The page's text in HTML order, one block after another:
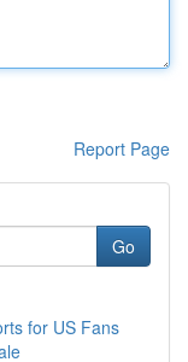
Report Page
Go
for US Fans